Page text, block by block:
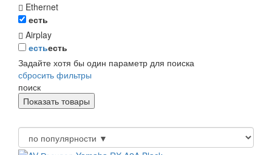
Ethernet
есть
Airplay
естьесть
Задайте хотя бы один параметр для поиска
сбросить фильтры
поиск